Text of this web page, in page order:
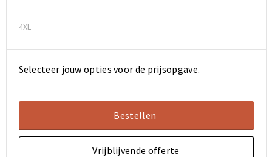
4XL
Selecteer jouw opties voor de prijsopgave.
Bestellen
Vrijblijvende offerte